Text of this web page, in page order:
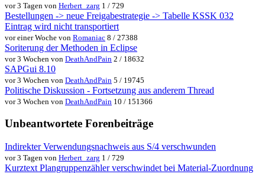
vor 3 Tagen von Herbert_zarg 1 / 729
Bestellungen -> neue Freigabestrategie -> Tabelle KSSK 032
Eintrag wird nicht transportiert
vor einer Woche von Romaniac 8 / 27388
Soriterung der Methoden in Eclipse
vor 3 Wochen von DeathAndPain 2 / 18632
SAPGui 8.10
vor 3 Wochen von DeathAndPain 5 / 19745
Politische Diskussion - Fortsetzung aus anderem Thread
vor 3 Wochen von DeathAndPain 10 / 151366
Unbeantwortete Forenbeiträge
Indirekter Verwendungsnachweis aus S/4 verschwunden
vor 3 Tagen von Herbert_zarg 1 / 729
Kurztext Plangruppenzähler verschwindet bei Material-Zuordnung